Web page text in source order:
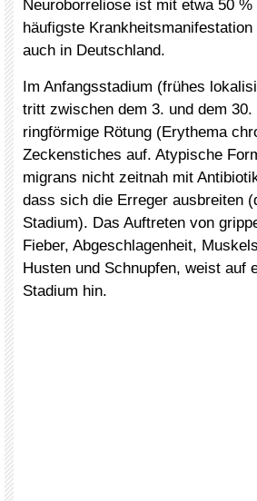
Neuroborreliose ist mit etwa 50
häufigste
auch in Deutschland.
Im Anfangsstadium (frühes
tritt zwischen dem 3. und dem
ringförmige Rötung (Erythema
Zeckenstiches auf. Atypische
migrans nicht zeitnah mit
dass sich die Erreger ausbreiten
Stadium). Das Auftreten von
Fieber, Abgeschlagenheit,
Husten und Schnupfen, weist auf
Stadium hin.